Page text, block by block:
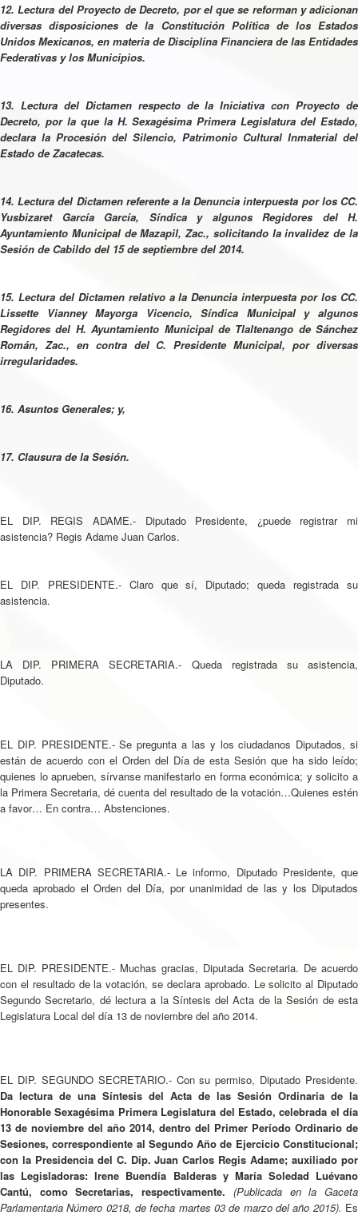
12. Lectura del Proyecto de Decreto, por el que se reforman y adicionan
diversas disposiciones de la Constitución Política de los Estados
Unidos Mexicanos, en materia de Disciplina Financiera de las Entidades
Federativas y los Municipios.
13. Lectura del Dictamen respecto de la Iniciativa con Proyecto de
Decreto, por la que la H. Sexagésima Primera Legislatura del Estado,
declara la Procesión del Silencio, Patrimonio Cultural Inmaterial del
Estado de Zacatecas.
14. Lectura del Dictamen referente a la Denuncia interpuesta por los CC.
Yusbizaret García García, Síndica y algunos Regidores del H.
Ayuntamiento Municipal de Mazapil, Zac., solicitando la invalidez de la
Sesión de Cabildo del 15 de septiembre del 2014.
15. Lectura del Dictamen relativo a la Denuncia interpuesta por los CC.
Lissette Vianney Mayorga Vicencio, Síndica Municipal y algunos
Regidores del H. Ayuntamiento Municipal de Tlaltenango de Sánchez
Román, Zac., en contra del C. Presidente Municipal, por diversas
irregularidades.
16. Asuntos Generales; y,
17. Clausura de la Sesión.
EL DIP. REGIS ADAME.- Diputado Presidente, ¿puede registrar mi
asistencia? Regis Adame Juan Carlos.
EL DIP. PRESIDENTE.- Claro que sí, Diputado; queda registrada su
asistencia.
LA DIP. PRIMERA SECRETARIA.- Queda registrada su asistencia,
Diputado.
EL DIP. PRESIDENTE.- Se pregunta a las y los ciudadanos Diputados, si
están de acuerdo con el Orden del Día de esta Sesión que ha sido leído;
quienes lo aprueben, sírvanse manifestarlo en forma económica; y solicito a
la Primera Secretaria, dé cuenta del resultado de la votación…Quienes estén
a favor… En contra… Abstenciones.
LA DIP. PRIMERA SECRETARIA.- Le informo, Diputado Presidente, que
queda aprobado el Orden del Día, por unanimidad de las y los Diputados
presentes.
EL DIP. PRESIDENTE.- Muchas gracias, Diputada Secretaria. De acuerdo
con el resultado de la votación, se declara aprobado. Le solicito al Diputado
Segundo Secretario, dé lectura a la Síntesis del Acta de la Sesión de esta
Legislatura Local del día 13 de noviembre del año 2014.
EL DIP. SEGUNDO SECRETARIO.- Con su permiso, Diputado Presidente.
Da lectura de una Síntesis del Acta de las Sesión Ordinaria de la
Honorable Sexagésima Primera Legislatura del Estado, celebrada el día
13 de noviembre del año 2014, dentro del Primer Período Ordinario de
Sesiones, correspondiente al Segundo Año de Ejercicio Constitucional;
con la Presidencia del C. Dip. Juan Carlos Regis Adame; auxiliado por
las Legisladoras: Irene Buendía Balderas y María Soledad Luévano
Cantú, como Secretarias, respectivamente. (Publicada en la Gaceta
Parlamentaria Número 0218, de fecha martes 03 de marzo del año 2015). Es